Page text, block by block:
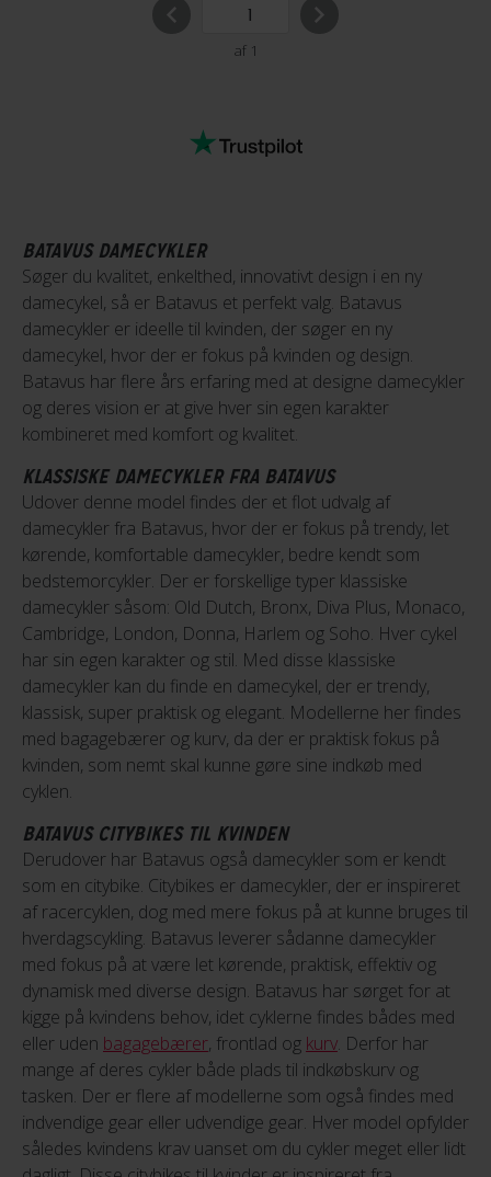
af 1
BATAVUS DAMECYKLER
Søger du kvalitet, enkelthed, innovativt design i en ny
damecykel, så er Batavus et perfekt valg. Batavus
damecykler er ideelle til kvinden, der søger en ny
damecykel, hvor der er fokus på kvinden og design.
Batavus har flere års erfaring med at designe damecykler
og deres vision er at give hver sin egen karakter
kombineret med komfort og kvalitet.
KLASSISKE DAMECYKLER FRA BATAVUS
Udover denne model findes der et flot udvalg af
damecykler fra Batavus, hvor der er fokus på trendy, let
kørende, komfortable damecykler, bedre kendt som
bedstemorcykler. Der er forskellige typer klassiske
damecykler såsom: Old Dutch, Bronx, Diva Plus, Monaco,
Cambridge, London, Donna, Harlem og Soho. Hver cykel
har sin egen karakter og stil. Med disse klassiske
damecykler kan du finde en damecykel, der er trendy,
klassisk, super praktisk og elegant. Modellerne her findes
med bagagebærer og kurv, da der er praktisk fokus på
kvinden, som nemt skal kunne gøre sine indkøb med
cyklen.
BATAVUS CITYBIKES TIL KVINDEN
Derudover har Batavus også damecykler som er kendt
som en citybike. Citybikes er damecykler, der er inspireret
af racercyklen, dog med mere fokus på at kunne bruges til
hverdagscykling. Batavus leverer sådanne damecykler
med fokus på at være let kørende, praktisk, effektiv og
dynamisk med diverse design. Batavus har sørget for at
kigge på kvindens behov, idet cyklerne findes bådes med
eller uden bagagebærer, frontlad og kurv. Derfor har
mange af deres cykler både plads til indkøbskurv og
tasken. Der er flere af modellerne som også findes med
indvendige gear eller udvendige gear. Hver model opfylder
således kvindens krav uanset om du cykler meget eller lidt